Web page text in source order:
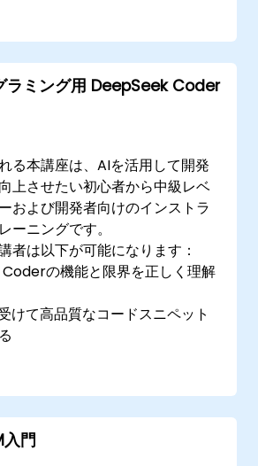
しAIツールを既存のワークフロ
ジネスデータを分析し、実用的
出す
定する
ラミング用 DeepSeek Coder
る本講座は、AIを活用して開発
上させたい初心者から中級レベ
および開発者向けのインストラ
ーニングです。
者は以下が可能になります：
の機能と限界を正しく理解
けて高品質なコードスニペット
ツールで自動化する方法が分か
入門